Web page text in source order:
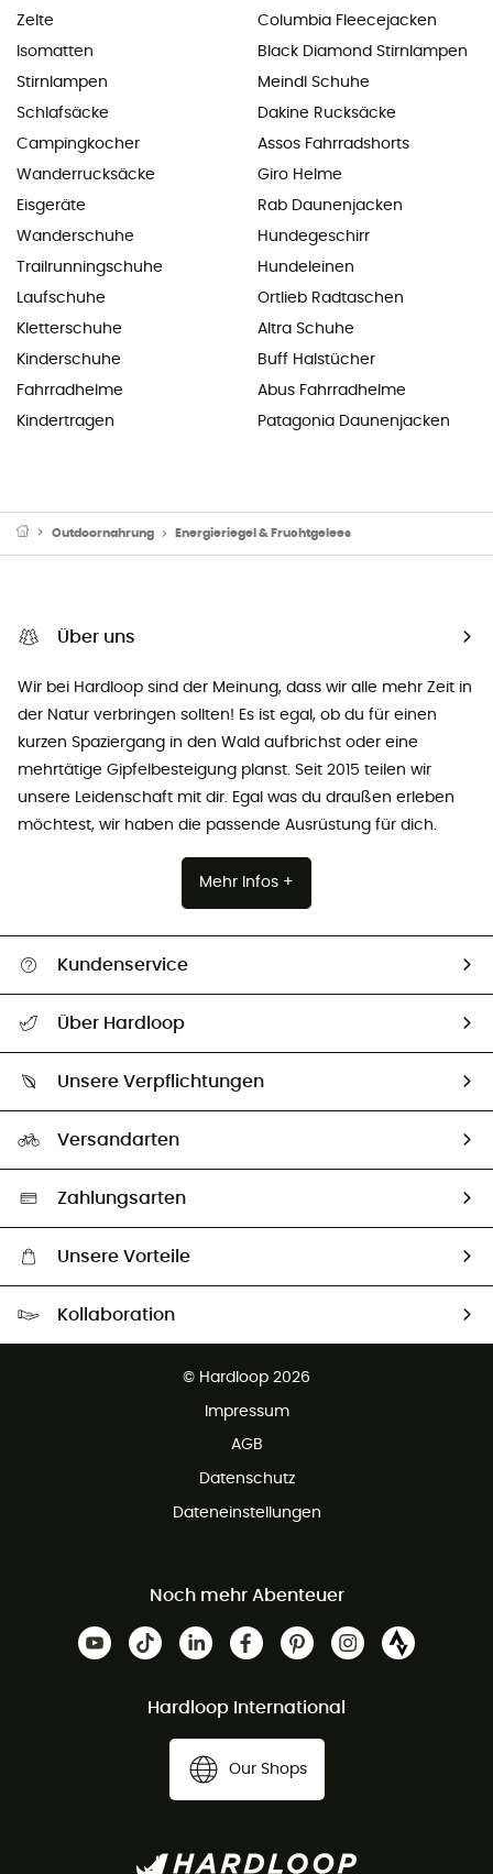
Zelte
Isomatten
Stirnlampen
Schlafsäcke
Campingkocher
Wanderrucksäcke
Eisgeräte
Wanderschuhe
Trailrunningschuhe
Laufschuhe
Kletterschuhe
Kinderschuhe
Fahrradhelme
Kindertragen
Columbia Fleecejacken
Black Diamond Stirnlampen
Meindl Schuhe
Dakine Rucksäcke
Assos Fahrradshorts
Giro Helme
Rab Daunenjacken
Hundegeschirr
Hundeleinen
Ortlieb Radtaschen
Altra Schuhe
Buff Halstücher
Abus Fahrradhelme
Patagonia Daunenjacken
Outdoornahrung Energieriegel & Fruchtgelees
Über uns
Wir bei Hardloop sind der Meinung, dass wir alle mehr Zeit in
der Natur verbringen sollten! Es ist egal, ob du für einen
kurzen Spaziergang in den Wald aufbrichst oder eine
mehrtätige Gipfelbesteigung planst. Seit 2015 teilen wir
unsere Leidenschaft mit dir. Egal was du draußen erleben
möchtest, wir haben die passende Ausrüstung für dich.
Mehr Infos +
Kundenservice
Größentabelle
Über Hardloop
Unsere Botschafter
Unsere Verpflichtungen
Auswahl an nachhaltigen Produkten
Versandarten
Zahlungsarten
Unsere Vorteile
Kollaboration
© Hardloop 2026
Impressum
AGB
Datenschutz
Dateneinstellungen
Noch mehr Abenteuer
Hardloop International
Our Shops